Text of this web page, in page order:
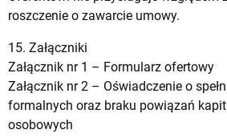
roszczenie o zawarcie umowy.
15. Załączniki
Załącznik nr 1 – Formularz ofertowy
Załącznik nr 2 – Oświadczenie o
formalnych oraz braku powiązań
osobowych